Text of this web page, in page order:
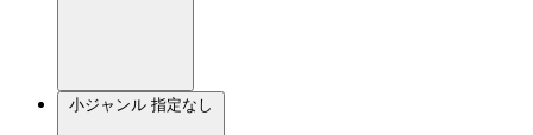
小ジャンル 指定なし